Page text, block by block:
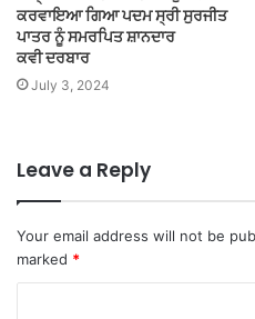
ਕਰਵਾਇਆ ਗਿਆ ਪਦਮ ਸ੍ਰੀ ਸੁਰਜੀਤ
ਪਾਤਰ ਨੂੰ ਸਮਰਪਿਤ ਸ਼ਾਨਦਾਰ
ਕਵੀ ਦਰਬਾਰ
July 3, 2024
Leave a Reply
Your email address will not be
marked *